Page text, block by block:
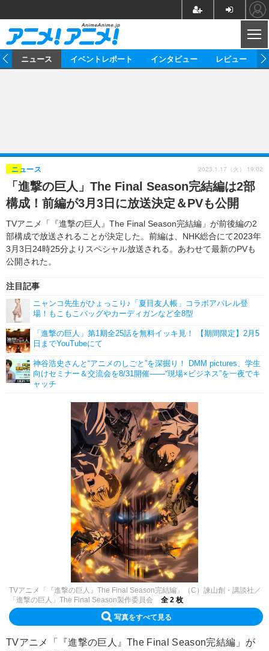
ゲーム グッズ
イベント 海外
海外イベント ビジネス
俳優・タレント アーティスト
ビジネス
アニメ 実写
書評 イベント
ゲーム 座談会
動画
アニメ！アニメ！TV ABEMA Cafe
ニュース イベントレポート インタビュー レビュー
「進撃の巨人」The Final Season完結編は2部
構成！前編が3月3日に放送決定＆PVも公開
TVアニメ「『進撃の巨人』The Final Season完結編」が前後編の2
部構成で放送されることが決定した。前編は、NHK総合にて2023年
3月3日24時25分よりスペシャル放送される。あわせて最新のPVも
公開された。
ニュース
注目記事
ニャンコ先生がひょっこり♪「夏目友人帳」コラボアパレル登
場！もこもこバッグやカーディガンなど全8型
「進撃の巨人」第1期全25話を無料イッキ見！ 【期間限定】2月5
日までYouTubeにて
神谷浩史さんと“アニメのしごと”を深掘り！ DMM pictures、学生
向けセミナー＆交流会を8/31開催――“現場×ビジネス”を一夜でキ
ャッチ
2023.1.17（火） 19:02
TVアニメ「『進撃の巨人』The Final Season完結編」（C）諫山創・講談社／
「進撃の巨人」The Final Season製作委員会
全 2 枚
写真をすべて見る
TVアニメ「『進撃の巨人』The Final Season完結編」が